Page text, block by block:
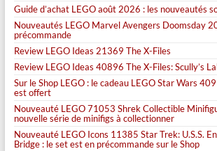
Guide d’achat LEGO août 2026 : les nouveautés
Nouveautés LEGO Marvel Avengers Doomsday
précommande
Review LEGO Ideas 21369 The X-Files
Review LEGO Ideas 40896 The X-Files: Scully’s
Sur le Shop LEGO : le cadeau LEGO Star Wars
est offert
Nouveauté LEGO 71053 Shrek Collectible
nouvelle série de minifigs à collectionner
Nouveauté LEGO Icons 11385 Star Trek: U.S.S.
Bridge : le set est en précommande sur le Shop